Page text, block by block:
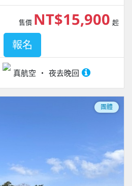
真航空 夜去晚回
售價 NT$15,900 起
報名
團體